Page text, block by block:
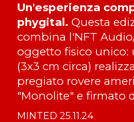
Un'esperienza
phygital. Questa
combina l'NFT
oggetto fisico unico:
(3x3 cm circa)
pregiato rovere
"Monolite" e firmato
MINTED 25.11.24